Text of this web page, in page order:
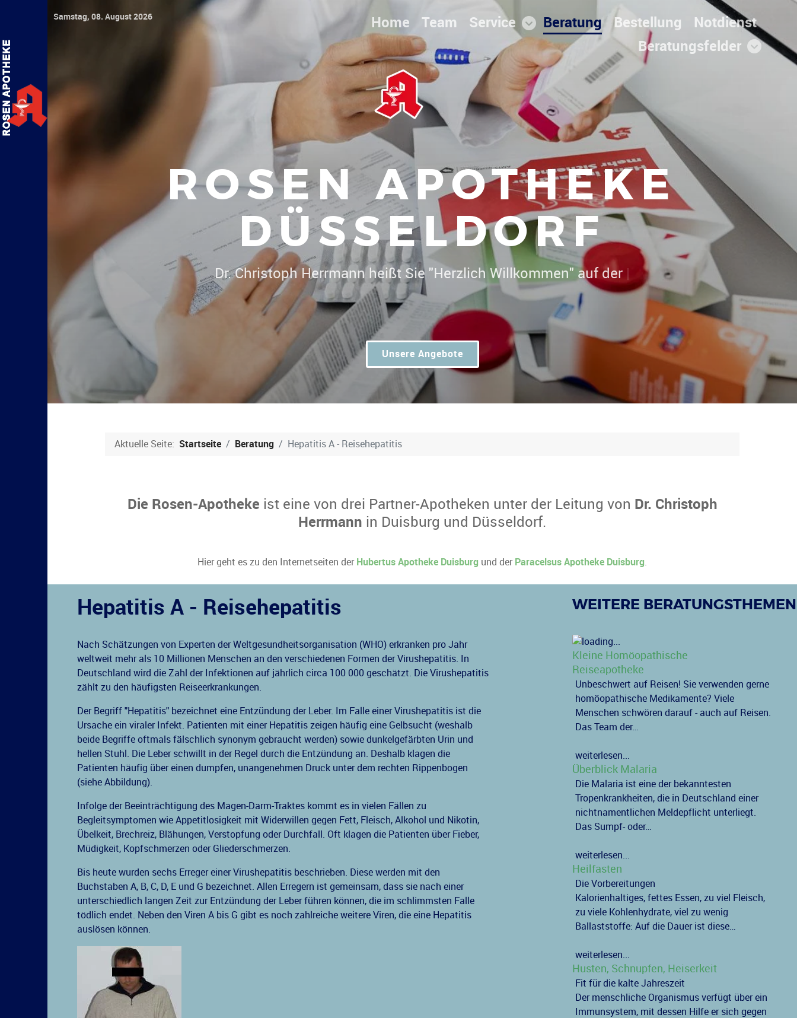
Samstag, 08. August 2026 Home Team Service Beratung Bestellung
Notdienst
Beratungsfelder
ROSEN APOTHEKE
DÜSSELDORF
Dr. Chri|
Unsere Angebote
Aktuelle Seite: Startseite Beratung Hepatitis A - Reisehepatitis
Die Rosen-Apotheke ist eine von drei Partner-Apotheken unter der Leitung von Dr. Christoph
Herrmann in Duisburg und Düsseldorf.
Hier geht es zu den Internetseiten der Hubertus Apotheke Duisburg und der Paracelsus Apotheke Duisburg.
Hepatitis A - Reisehepatitis
Nach Schätzungen von Experten der Weltgesundheitsorganisation (WHO) erkranken pro Jahr
weltweit mehr als 10 Millionen Menschen an den verschiedenen Formen der Virushepatitis. In
Deutschland wird die Zahl der Infektionen auf jährlich circa 100 000 geschätzt. Die Virushepatitis
zählt zu den häufigsten Reiseerkrankungen.
Der Begriff "Hepatitis" bezeichnet eine Entzündung der Leber. Im Falle einer Virushepatitis ist die
Ursache ein viraler Infekt. Patienten mit einer Hepatitis zeigen häufig eine Gelbsucht (weshalb
beide Begriffe oftmals fälschlich synonym gebraucht werden) sowie dunkelgefärbten Urin und
hellen Stuhl. Die Leber schwillt in der Regel durch die Entzündung an. Deshalb klagen die
Patienten häufig über einen dumpfen, unangenehmen Druck unter dem rechten Rippenbogen
(siehe Abbildung).
Infolge der Beeinträchtigung des Magen-Darm-Traktes kommt es in vielen Fällen zu
Begleitsymptomen wie Appetitlosigkeit mit Widerwillen gegen Fett, Fleisch, Alkohol und Nikotin,
Übelkeit, Brechreiz, Blähungen, Verstopfung oder Durchfall. Oft klagen die Patienten über Fieber,
Müdigkeit, Kopfschmerzen oder Gliederschmerzen.
Bis heute wurden sechs Erreger einer Virushepatitis beschrieben. Diese werden mit den
Buchstaben A, B, C, D, E und G bezeichnet. Allen Erregern ist gemeinsam, dass sie nach einer
unterschiedlich langen Zeit zur Entzündung der Leber führen können, die im schlimmsten Falle
tödlich endet. Neben den Viren A bis G gibt es noch zahlreiche weitere Viren, die eine Hepatitis
auslösen können.
WEITERE BERATUNGSTHEMEN
Kleine Homöopathische
Reiseapotheke
Unbeschwert auf Reisen! Sie verwenden gerne
homöopathische Medikamente? Viele
Menschen schwören darauf - auch auf Reisen.
Das Team der…
weiterlesen...
Überblick Malaria
Die Malaria ist eine der bekanntesten
Tropenkrankheiten, die in Deutschland einer
nichtnamentlichen Meldepflicht unterliegt.
Das Sumpf- oder…
weiterlesen...
Heilfasten
Die Vorbereitungen
Kalorienhaltiges, fettes Essen, zu viel Fleisch,
zu viele Kohlenhydrate, viel zu wenig
Ballaststoffe: Auf die Dauer ist diese…
weiterlesen...
Husten, Schnupfen, Heiserkeit
Fit für die kalte Jahreszeit
Der menschliche Organismus verfügt über ein
Immunsystem, mit dessen Hilfe er sich gegen